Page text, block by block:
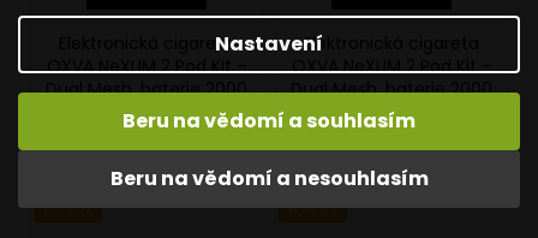
Nastavení
Beru na vědomí a nesouhlasím
Beru na vědomí a souhlasím
Elektronická cigareta
OXVA NeXLIM 2 Pod Kit –
Dual Mesh, baterie 2000
mAh, výkon 5-40 W, HD
displej, USB-C nabíjení...
Elektronická cigareta
OXVA NeXLIM 2 Pod Kit –
Dual Mesh, baterie 2000
mAh, výkon 5-40 W, HD
displej, USB-C nabíjení...
Kód:6941770087782
NOVINKA
Kód: 6941770087775
NOVINKA